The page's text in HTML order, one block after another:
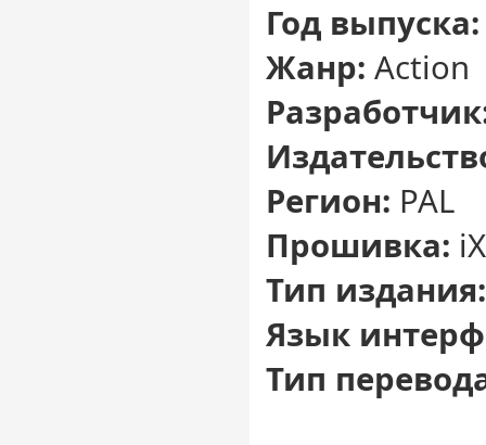
Год выпуска:
Жанр: Action
Регион: PAL
Прошивка:
Тип издания:
Язык
Тип